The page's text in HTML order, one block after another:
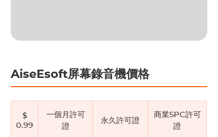
AiseEsoft屏幕錄音機價格
$
0.99
一個月許可
證
永久許可證
商業5PC許可
證